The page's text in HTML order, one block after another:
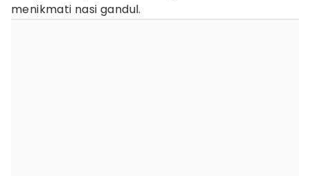
menikmati nasi gandul.